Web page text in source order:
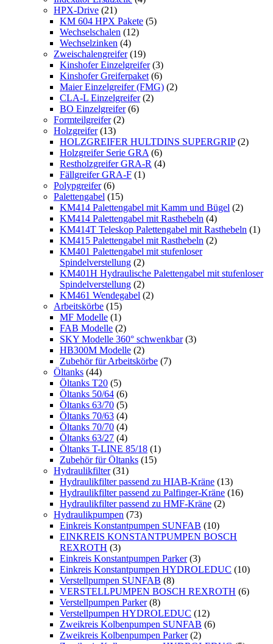
HPX-Drive (21)
KM 604 HPX Pakete (5)
Wechselschalen (12)
Wechselzinken (4)
Zweischalengreifer (19)
Kinshofer Einzelgreifer (3)
Kinshofer Greiferpaket (6)
Maier Einzelgreifer (FMG) (2)
CLA-L Einzelgreifer (2)
BO Einzelgreifer (6)
Formteilgreifer (2)
Holzgreifer (13)
HOLZGREIFER HULTDINS SUPERGRIP (2)
Holzgreifer Serie GRA (6)
Restholzgreifer GRA-R (4)
Fällgreifer GRA-F (1)
Polypgreifer (6)
Palettengabel (15)
KM414 Palettengabel mit Kamm und Bügel (2)
KM414 Palettengabel mit Rasthebeln (4)
KM414T Teleskop Palettengabel mit Rasthebeln (1)
KM415 Palettengabel mit Rasthebeln (2)
KM401 Palettengabel mit stufenloser
Spindelverstellung (2)
KM401H Hydraulische Palettengabel mit stufenloser
Spindelverstellung (2)
KM461 Wendegabel (2)
Arbeitskörbe (15)
MF Modelle (1)
FAB Modelle (2)
SKY Modelle 360° schwenkbar (3)
HB300M Modelle (2)
Zubehör für Arbeitskörbe (7)
Öltanks (44)
Öltanks T20 (5)
Öltanks 50/64 (6)
Öltanks 63/70 (5)
Öltanks 70/63 (4)
Öltanks 70/70 (4)
Öltanks 63/27 (4)
Öltanks T-LINE 85/18 (1)
Zubehör für Öltanks (15)
Hydraulikfilter (31)
Hydraulikfilter passend zu HIAB-Kräne (13)
Hydraulikfilter passend zu Palfinger-Kräne (16)
Hydraulikfilter passend zu HMF-Kräne (2)
Hydraulikpumpen (73)
Einkreis Konstantpumpen SUNFAB (10)
EINKREIS KONSTANTPUMPEN BOSCH
REXROTH (3)
Einkreis Konstantpumpen Parker (3)
Einkreis Konstantpumpen HYDROLEDUC (10)
Verstellpumpen SUNFAB (8)
VERSTELLPUMPEN BOSCH REXROTH (6)
Verstellpumpen Parker (8)
Verstellpumpen HYDROLEDUC (12)
Zweikreis Kolbenpumpen SUNFAB (6)
Zweikreis Kolbenpumpen Parker (2)